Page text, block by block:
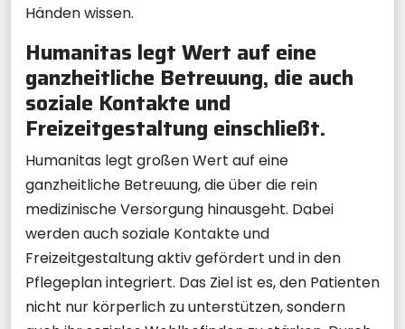
Händen wissen.
Humanitas legt Wert auf eine
ganzheitliche Betreuung, die auch
soziale Kontakte und
Freizeitgestaltung einschließt.
Humanitas legt großen Wert auf eine
ganzheitliche Betreuung, die über die rein
medizinische Versorgung hinausgeht. Dabei
werden auch soziale Kontakte und
Freizeitgestaltung aktiv gefördert und in den
Pflegeplan integriert. Das Ziel ist es, den Patienten
nicht nur körperlich zu unterstützen, sondern